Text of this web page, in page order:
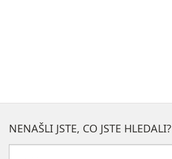
NENAŠLI JSTE, CO JSTE HLEDALI?